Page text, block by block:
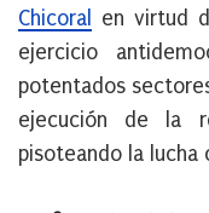
Chicoral
en virtud
ejercicio
potentados
ejecución de la
pisoteando la lucha